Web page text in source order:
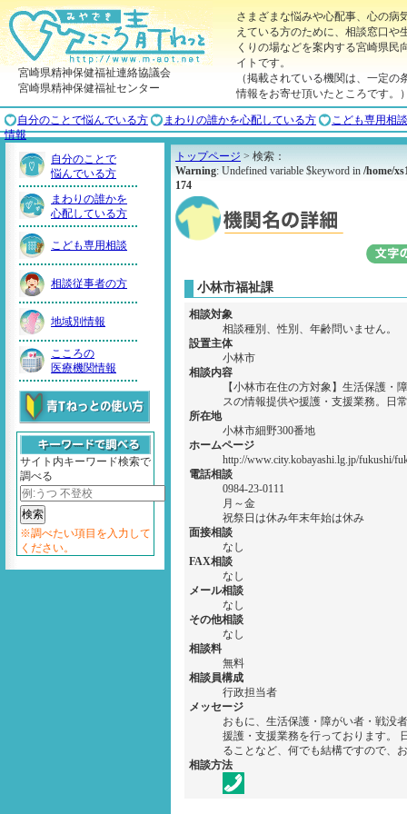
宮崎県精神保健福祉連絡協議会
宮崎県精神保健福祉センター
さまざまな悩みや心配事、心の病
えている方のために、相談窓口や
くりの場などを案内する宮崎県民
イトです。
（掲載されている機関は、一定の
情報をお寄せ頂いたところです。
自分のことで悩んでいる方 まわりの誰かを心配している方
こども専用相談
情報
自分のことで
悩んでいる方
まわりの誰かを
心配している方
こども専用相談
相談従事者の方
地域別情報
こころの
医療機関情報
サイト内キーワード検索で
調べる
※調べたい項目を入力して
ください。
トップページ > 検索：
Warning: Undefined variable $keyword in /home/
174
小林市福祉課
相談対象
相談種別、性別、年齢問いません。
設置主体
小林市
相談内容
【小林市在住の方対象】生活保護・
スの情報提供や援護・支援業務。日
所在地
小林市細野300番地
ホームページ
http://www.city.kobayashi.lg.jp/fukushi/
電話相談
0984-23-0111
月～金
祝祭日は休み年末年始は休み
面接相談
なし
FAX相談
なし
メール相談
なし
その他相談
なし
相談料
無料
相談員構成
行政担当者
メッセージ
おもに、生活保護・障がい者・戦没
援護・支援業務を行っております。
ることなど、何でも結構ですので、
相談方法